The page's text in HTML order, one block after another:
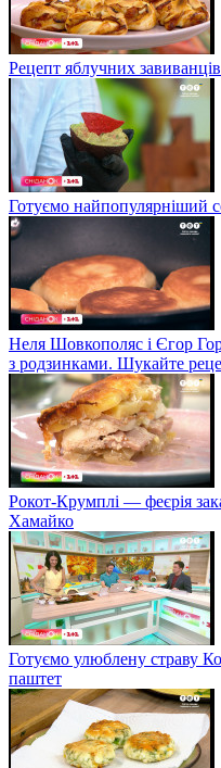
Рецепт яблучних
Готуємо найпопулярніший
Неля Шовкополяс і Єгор
з родзинками. Шукайте
Рокот-Крумплі — феєрія
Хамайко
Готуємо улюблену страву
паштет